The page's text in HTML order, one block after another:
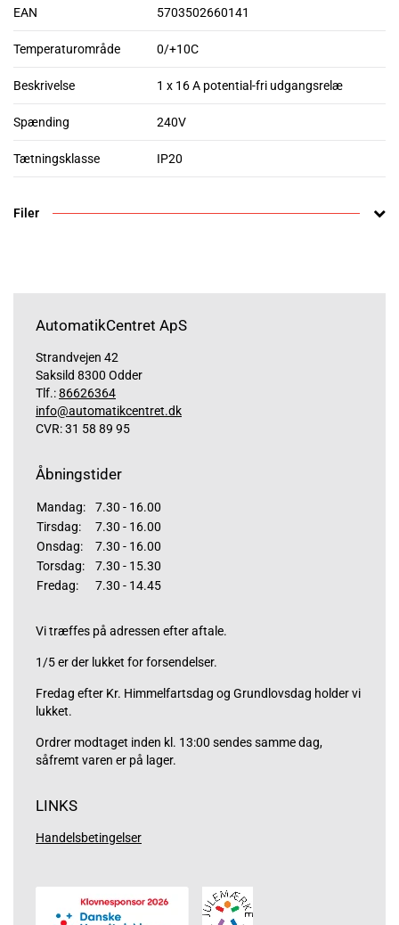
EAN 5703502660141
Temperaturområde 0/+10C
Beskrivelse 1 x 16 A potential-fri udgangsrelæ
Spænding 240V
Tætningsklasse IP20
Filer
AutomatikCentret ApS
Strandvejen 42
Saksild 8300 Odder
Tlf.:86626364
info@automatikcentret.dk
CVR: 31 58 89 95
Åbningstider
Mandag:
7.30 - 16.00
Tirsdag:
7.30 - 16.00
Onsdag:
7.30 - 16.00
Torsdag:
7.30 - 15.30
Fredag:
7.30 - 14.45
Vi træffes på adressen efter aftale.
1/5 er der lukket for forsendelser.
Fredag efter Kr. Himmelfartsdag og Grundlovsdag holder vi
lukket.
Ordrer modtaget inden kl. 13:00 sendes samme dag,
såfremt varen er på lager.
LINKS
Handelsbetingelser